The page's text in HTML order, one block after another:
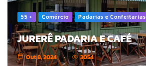
55 + Comércio Padarias e Confeitarias
JURERÊ PADARIA E CAFÉ
Out 8, 2024 3054